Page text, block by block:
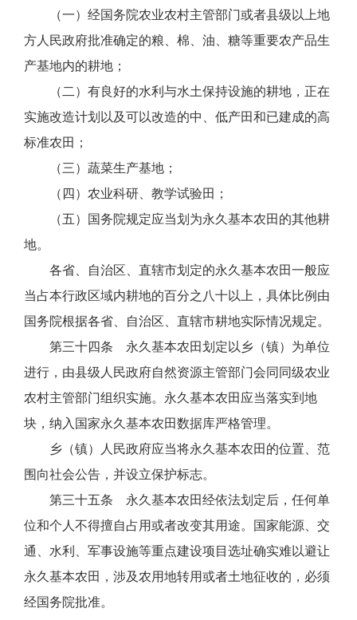
（一）经国务院农业农村主管部门或者县级以上地
方人民政府批准确定的粮、棉、油、糖等重要农产品生
产基地内的耕地；
（二）有良好的水利与水土保持设施的耕地，正在
实施改造计划以及可以改造的中、低产田和已建成的高
标准农田；
（三）蔬菜生产基地；
（四）农业科研、教学试验田；
（五）国务院规定应当划为永久基本农田的其他耕
地。
各省、自治区、直辖市划定的永久基本农田一般应
当占本行政区域内耕地的百分之八十以上，具体比例由
国务院根据各省、自治区、直辖市耕地实际情况规定。
第三十四条 永久基本农田划定以乡（镇）为单位
进行，由县级人民政府自然资源主管部门会同同级农业
农村主管部门组织实施。永久基本农田应当落实到地
块，纳入国家永久基本农田数据库严格管理。
乡（镇）人民政府应当将永久基本农田的位置、范
围向社会公告，并设立保护标志。
第三十五条 永久基本农田经依法划定后，任何单
位和个人不得擅自占用或者改变其用途。国家能源、交
通、水利、军事设施等重点建设项目选址确实难以避让
永久基本农田，涉及农用地转用或者土地征收的，必须
经国务院批准。